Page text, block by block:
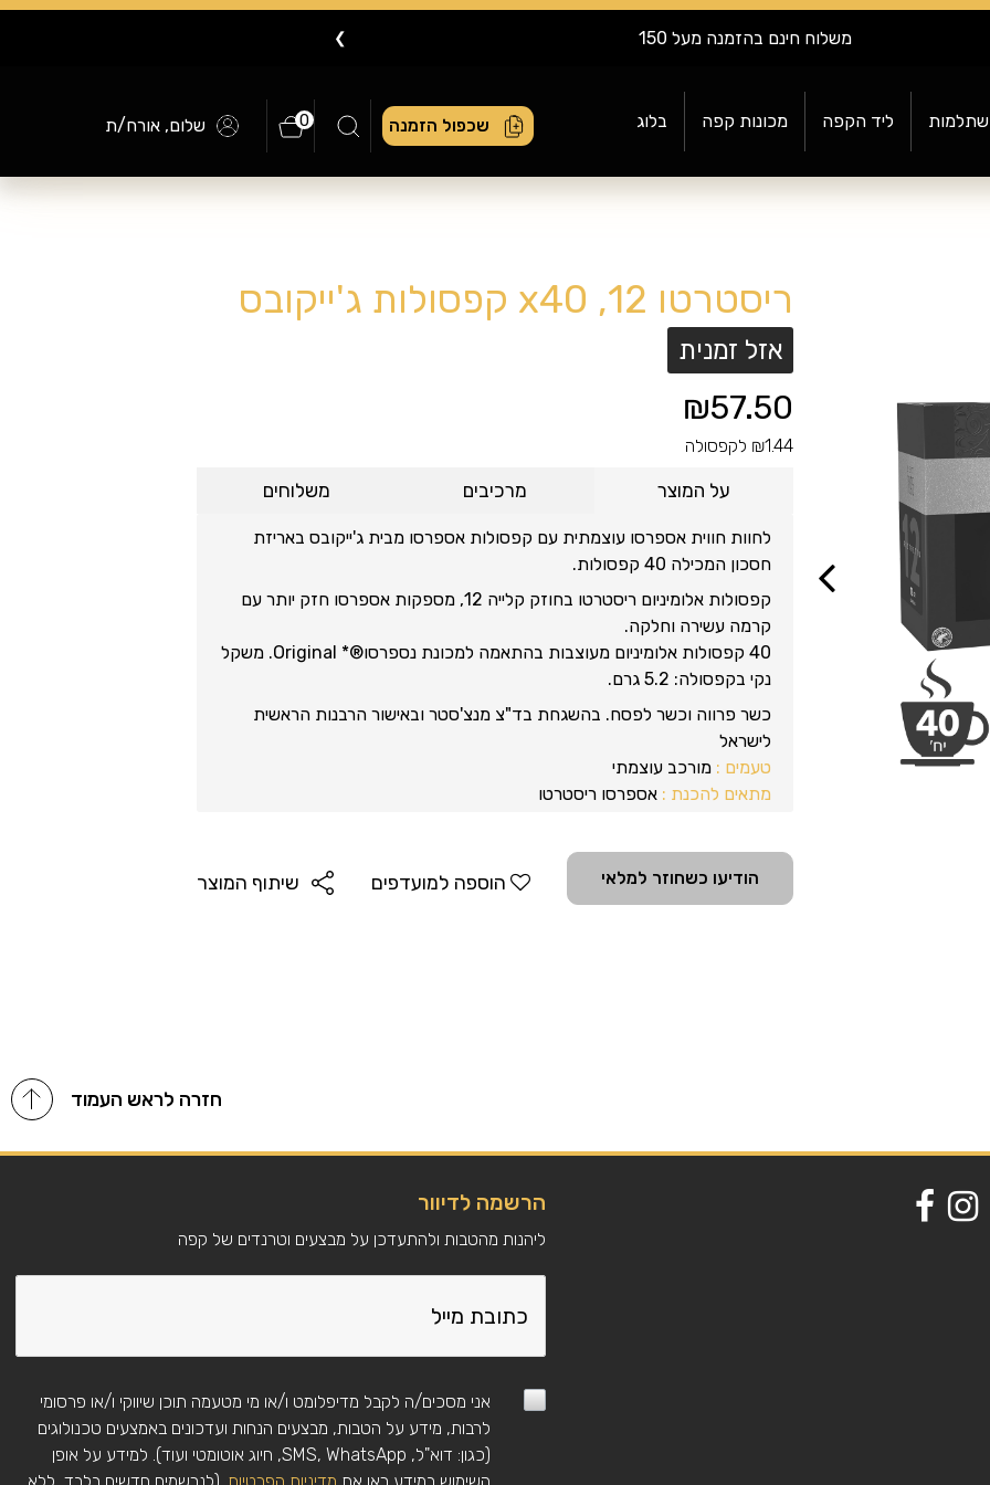
משלוח בין 1-10 ימי עסקים
שכפול הזמנה 0 שלום, אורח/ת ליד הקפה מכונות קפה בלוג
Previous
ריסטרטו 12, x40 קפסולות ג'ייקובס
אזל זמנית
₪57.50
₪1.44 לקפסולה
על המוצר מרכיבים משלוחים
לחוות חווית אספרסו עוצמתית עם קפסולות אספרסו מבית ג'ייקובס באריזת
חסכון המכילה 40 קפסולות.
קפסולות אלומיניום ריסטרטו בחוזק קלייה 12, מספקות אספרסו חזק יותר עם
קרמה עשירה וחלקה.
40 קפסולות אלומיניום מעוצבות בהתאמה למכונת נספרסו®* Original. משקל
נקי בקפסולה: 5.2 גרם.
כשר פרווה וכשר לפסח. בהשגחת בד"צ מנצ'סטר ובאישור הרבנות הראשית
לישראל
טעמים : מורכב עוצמתי
מתאים להכנת : אספרסו ריסטרטו
קפסולת ג'ייקובס מאלומיניום – בשביל מי שיודע שכדי ליהנות מקפה טוב, צריך
לבחור בקפה מעולה:
• קפסולת אלומיניום שומרת בצורה טובה יותר את הארומה והטעמים של פולי
הודיעו כשחוזר למלאי הוספה למועדפים שיתוף המוצר
חזרה לראש העמוד
הרשמה לדיוור
ליהנות מהטבות ולהתעדכן על מבצעים וטרנדים של קפה
אני מסכים/ה לקבל מדיפלומט ו/או מי מטעמה תוכן שיווקי ו/או פרסומי
לרבות, מידע על הטבות, מבצעים הנחות ועדכונים באמצעים טכנולוגים
(כגון: דוא"ל, SMS, WhatsApp, חיוג אוטומטי ועוד). למידע על אופן